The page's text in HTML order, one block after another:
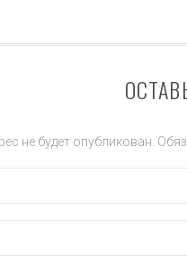
не будет опубликован.